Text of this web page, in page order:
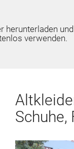
herunterladen
verwenden.